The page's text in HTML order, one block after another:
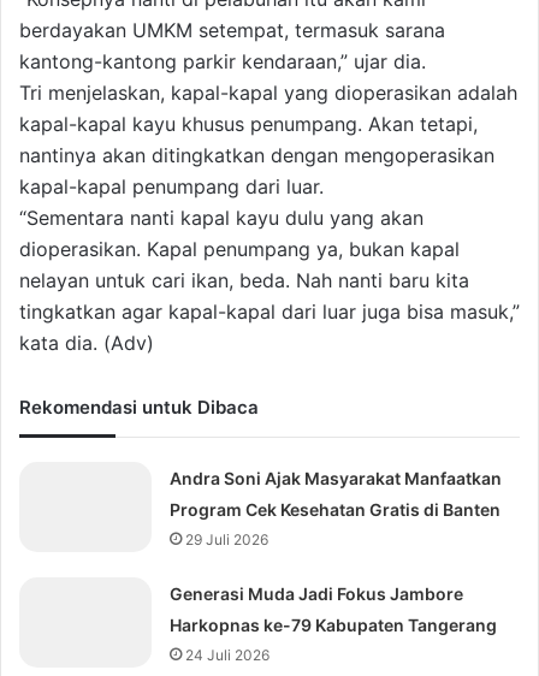
berdayakan UMKM setempat, termasuk sarana
kantong-kantong parkir kendaraan,” ujar dia.
Tri menjelaskan, kapal-kapal yang dioperasikan adalah
kapal-kapal kayu khusus penumpang. Akan tetapi,
nantinya akan ditingkatkan dengan mengoperasikan
kapal-kapal penumpang dari luar.
“Sementara nanti kapal kayu dulu yang akan
dioperasikan. Kapal penumpang ya, bukan kapal
nelayan untuk cari ikan, beda. Nah nanti baru kita
tingkatkan agar kapal-kapal dari luar juga bisa masuk,”
kata dia. (Adv)
Rekomendasi untuk Dibaca
Andra Soni Ajak Masyarakat Manfaatkan
Program Cek Kesehatan Gratis di Banten
29 Juli 2026
Generasi Muda Jadi Fokus Jambore
Harkopnas ke-79 Kabupaten Tangerang
24 Juli 2026